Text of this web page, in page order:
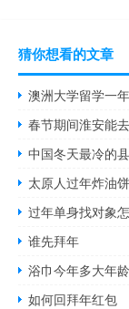
猜你想看的文章
澳洲大学留学一
春节期间淮安能
中国冬天最冷的
太原人过年炸油
过年单身找对象
谁先拜年
浴巾今年多大年
如何回拜年红包